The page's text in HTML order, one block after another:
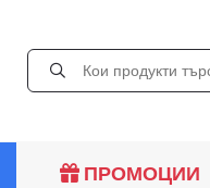
ПРОМОЦИИ